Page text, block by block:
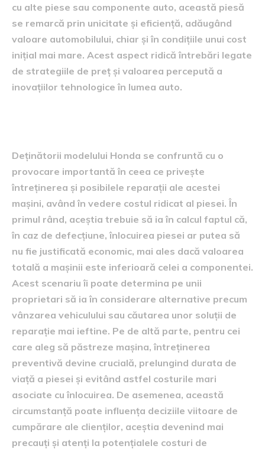
cu alte piese sau componente auto, această piesă
se remarcă prin unicitate și eficiență, adăugând
valoare automobilului, chiar și în condițiile unui cost
inițial mai mare. Acest aspect ridică întrebări legate
de strategiile de preț și valoarea percepută a
inovațiilor tehnologice în lumea auto.
Deținătorii modelului Honda se confruntă cu o
provocare importantă în ceea ce privește
întreținerea și posibilele reparații ale acestei
mașini, având în vedere costul ridicat al piesei. În
primul rând, aceștia trebuie să ia în calcul faptul că,
în caz de defecțiune, înlocuirea piesei ar putea să
nu fie justificată economic, mai ales dacă valoarea
totală a mașinii este inferioară celei a componentei.
Acest scenariu îi poate determina pe unii
proprietari să ia în considerare alternative precum
vânzarea vehiculului sau căutarea unor soluții de
reparație mai ieftine. Pe de altă parte, pentru cei
care aleg să păstreze mașina, întreținerea
preventivă devine crucială, prelungind durata de
viață a piesei și evitând astfel costurile mari
asociate cu înlocuirea. De asemenea, această
circumstanță poate influența deciziile viitoare de
cumpărare ale clienților, aceștia devenind mai
precauți și atenți la potențialele costuri de